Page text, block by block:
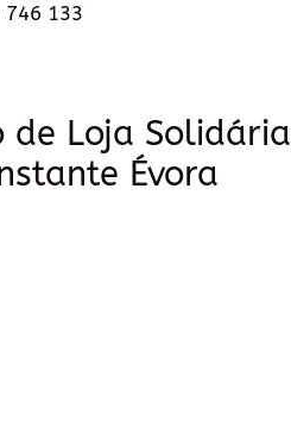
746 133
de Loja Solidária
Évora